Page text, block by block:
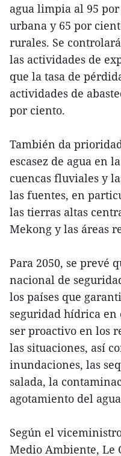
agua limpia al 95
urbana y 65 por
rurales. Se
las actividades de
que la tasa de
actividades de
por ciento.
También da
escasez de agua en
cuencas fluviales y
las fuentes, en
las tierras altas
Mekong y las áreas
Para 2050, se prevé
nacional de
los países que
seguridad hídrica
ser proactivo en los
las situaciones, así
inundaciones, las
salada, la
agotamiento del
Según el
Medio Ambiente, Le